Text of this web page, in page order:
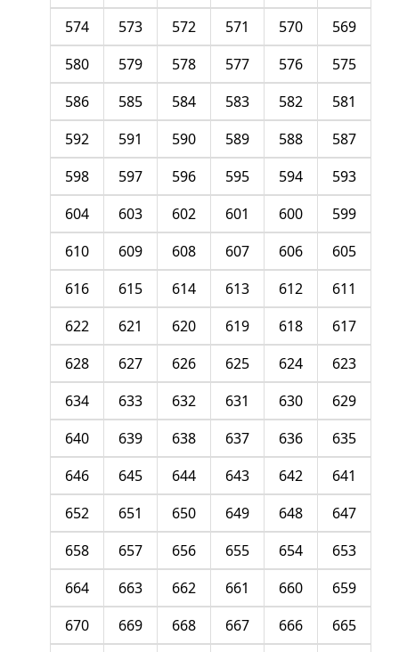
569
570
571
572
573
574
575
576
577
578
579
580
581
582
583
584
585
586
587
588
589
590
591
592
593
594
595
596
597
598
599
600
601
602
603
604
605
606
607
608
609
610
611
612
613
614
615
616
617
618
619
620
621
622
623
624
625
626
627
628
629
630
631
632
633
634
635
636
637
638
639
640
641
642
643
644
645
646
647
648
649
650
651
652
653
654
655
656
657
658
659
660
661
662
663
664
665
666
667
668
669
670